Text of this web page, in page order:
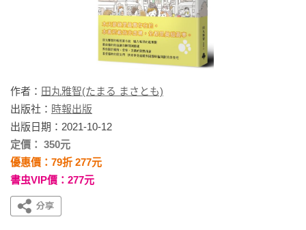
作者： 田丸雅智(たまる まさとも)
出版社： 時報出版
出版日期：2021-10-12
定價： 350元
優惠價：79折 277元
書虫VIP價：277元